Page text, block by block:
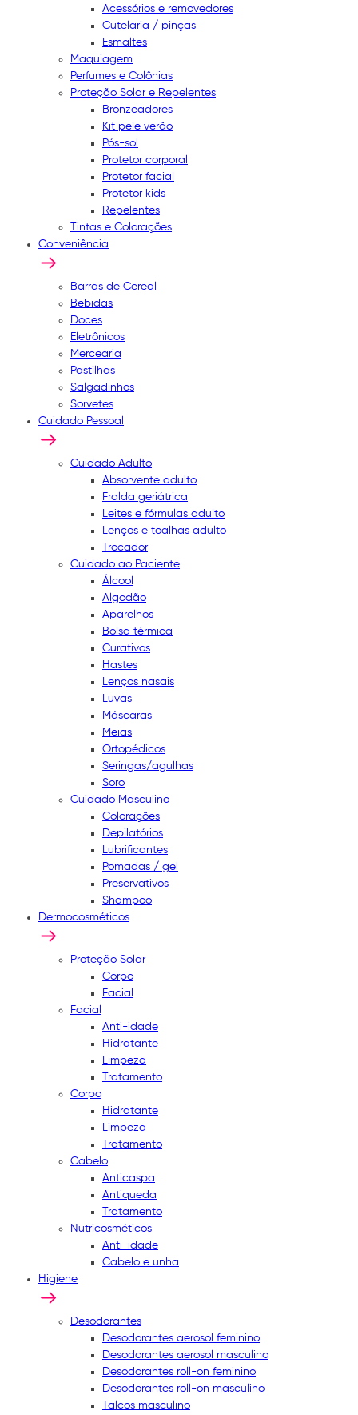
Acessórios e removedores
Cutelaria / pinças
Esmaltes
Maquiagem
Perfumes e Colônias
Proteção Solar e Repelentes
Bronzeadores
Kit pele verão
Pós-sol
Protetor corporal
Protetor facial
Protetor kids
Repelentes
Tintas e Colorações
Conveniência
Barras de Cereal
Bebidas
Doces
Eletrônicos
Mercearia
Pastilhas
Salgadinhos
Sorvetes
Cuidado Pessoal
Cuidado Adulto
Absorvente adulto
Fralda geriátrica
Leites e fórmulas adulto
Lenços e toalhas adulto
Trocador
Cuidado ao Paciente
Álcool
Algodão
Aparelhos
Bolsa térmica
Curativos
Hastes
Lenços nasais
Luvas
Máscaras
Meias
Ortopédicos
Seringas/agulhas
Soro
Cuidado Masculino
Colorações
Depilatórios
Lubrificantes
Pomadas / gel
Preservativos
Shampoo
Dermocosméticos
Proteção Solar
Corpo
Facial
Facial
Anti-idade
Hidratante
Limpeza
Tratamento
Corpo
Hidratante
Limpeza
Tratamento
Cabelo
Anticaspa
Antiqueda
Tratamento
Nutricosméticos
Anti-idade
Cabelo e unha
Higiene
Desodorantes
Desodorantes aerosol feminino
Desodorantes aerosol masculino
Desodorantes roll-on feminino
Desodorantes roll-on masculino
Talcos masculino